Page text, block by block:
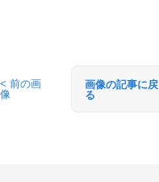
< 前の画
像
画像の記事に戻
る